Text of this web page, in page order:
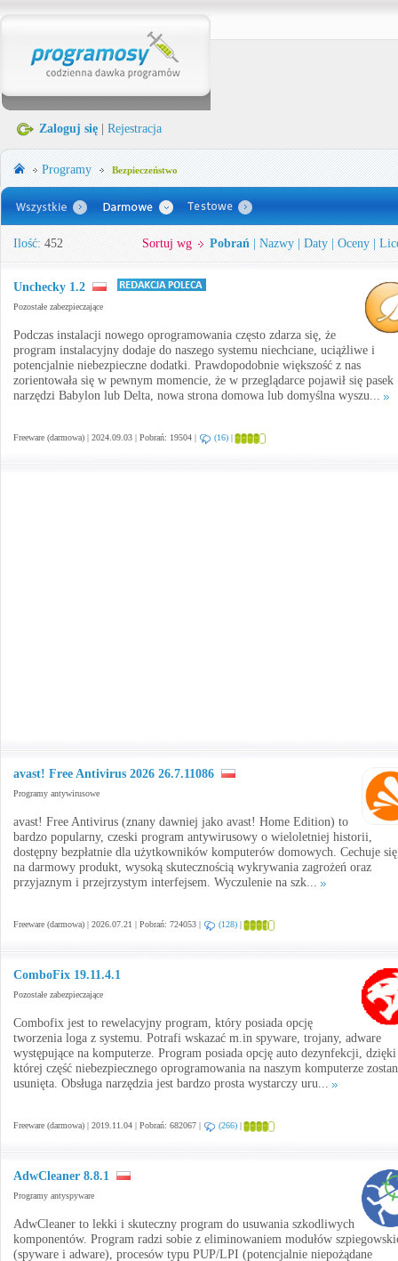
Zaloguj się Rejestracja
Programy Bezpieczeństwo
Ilość: 452 Sortuj wg Pobrań Nazwy Daty Oceny
Unchecky 1.2
Pozostałe zabezpieczające
Podczas instalacji nowego oprogramowania często zdarza się, że
program instalacyjny dodaje do naszego systemu niechciane, uciążliwe i
potencjalnie niebezpieczne dodatki. Prawdopodobnie większość z nas
zorientowała się w pewnym momencie, że w przeglądarce pojawił się pasek
narzędzi Babylon lub Delta, nowa strona domowa lub domyślna wyszu...
Freeware (darmowa) | 2024.09.03 | Pobrań: 19504 | (16) |
avast! Free Antivirus 2026 26.7.11086
Programy antywirusowe
avast! Free Antivirus (znany dawniej jako avast! Home Edition) to
bardzo popularny, czeski program antywirusowy o wieloletniej historii,
dostępny bezpłatnie dla użytkowników komputerów domowych. Cechuje
na darmowy produkt, wysoką skutecznością wykrywania zagrożeń oraz
przyjaznym i przejrzystym interfejsem. Wyczulenie na szk...
Freeware (darmowa) | 2026.07.21 | Pobrań: 724053 | (128) |
ComboFix 19.11.4.1
Pozostałe zabezpieczające
Combofix jest to rewelacyjny program, który posiada opcję
tworzenia loga z systemu. Potrafi wskazać m.in spyware, trojany, adware
występujące na komputerze. Program posiada opcję auto dezynfekcji, dzięki
której część niebezpiecznego oprogramowania na naszym komputerze
usunięta. Obsługa narzędzia jest bardzo prosta wystarczy uru...
Freeware (darmowa) | 2019.11.04 | Pobrań: 682067 | (266) |
AdwCleaner 8.8.1
Programy antyspyware
AdwCleaner to lekki i skuteczny program do usuwania szkodliwych
komponentów. Program radzi sobie z eliminowaniem modułów
(spyware i adware), procesów typu PUP/LPI (potencjalnie niepożądane